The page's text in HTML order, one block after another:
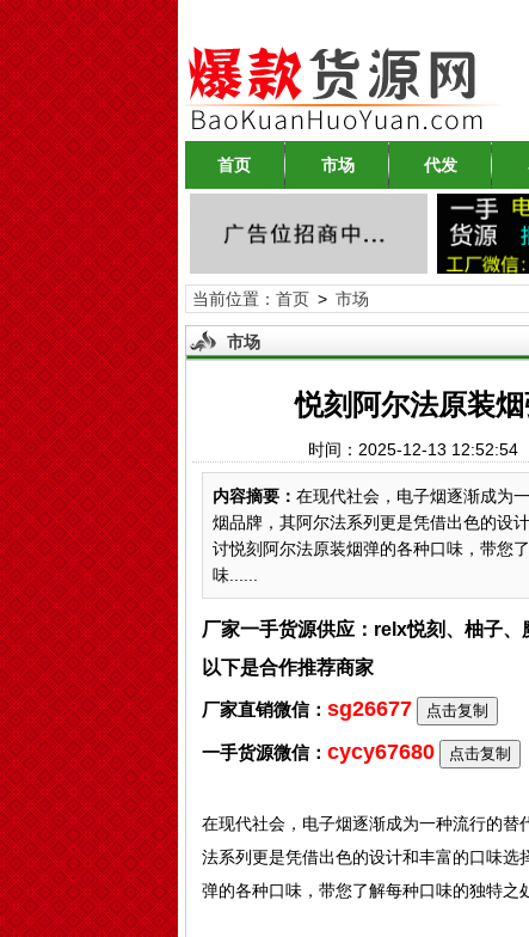
首页 市场 代发
当前位置： 首页> 市场
市场
悦刻阿尔法原装
时间：2025-12-13
内容摘要： 在现代社会，电子烟逐渐成为
烟品牌，其阿尔法系列更是凭借出色的设
讨悦刻阿尔法原装烟弹的各种口味，带您
味......
厂家一手货源供应：relx悦刻、柚子、
以下是合作推荐商家
厂家直销微信： sg26677 点击复制
一手货源微信： cycy67680 点击复制
在现代社会，电子烟逐渐成为一种流行的
法系列更是凭借出色的设计和丰富的口味
弹的各种口味，带您了解每种口味的独特之